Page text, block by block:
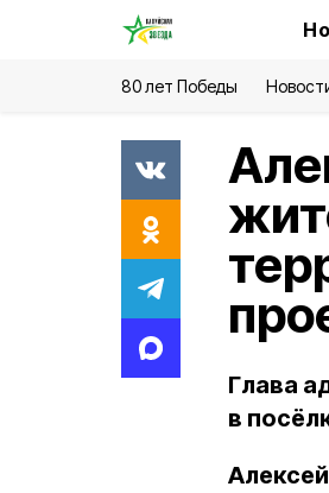
80 лет Победы
Глава
в